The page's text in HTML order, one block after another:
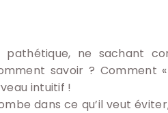
ne sachant
savoir ? Comment
intuitif !
dans ce qu’il veut